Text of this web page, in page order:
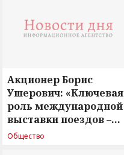
Акционер Борис
Ушерович: «Ключевая
роль международной
выставки поездов –
поиск ответов на
Общество